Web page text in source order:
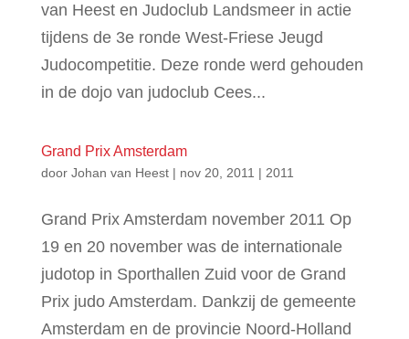
van Heest en Judoclub Landsmeer in actie
tijdens de 3e ronde West-Friese Jeugd
Judocompetitie. Deze ronde werd gehouden
in de dojo van judoclub Cees...
Grand Prix Amsterdam
door Johan van Heest| nov 20, 2011 | 2011
Grand Prix Amsterdam november 2011 Op
19 en 20 november was de internationale
judotop in Sporthallen Zuid voor de Grand
Prix judo Amsterdam. Dankzij de gemeente
Amsterdam en de provincie Noord-Holland